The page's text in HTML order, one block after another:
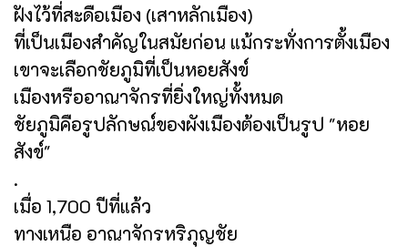
ฝังไว้ที่สะดือเมือง (เสาหลักเมือง)
ที่เป็นเมืองสำคัญในสมัยก่อน แม้กระทั่งการตั้งเมือง
เขาจะเลือกชัยภูมิที่เป็นหอยสังข์
เมืองหรืออาณาจักรที่ยิ่งใหญ่ทั้งหมด
ชัยภูมิคือรูปลักษณ์ของผังเมืองต้องเป็นรูป "หอย
สังข์"
.
เมื่อ 1,700 ปีที่แล้ว
ทางเหนือ อาณาจักรหริภุญชัย